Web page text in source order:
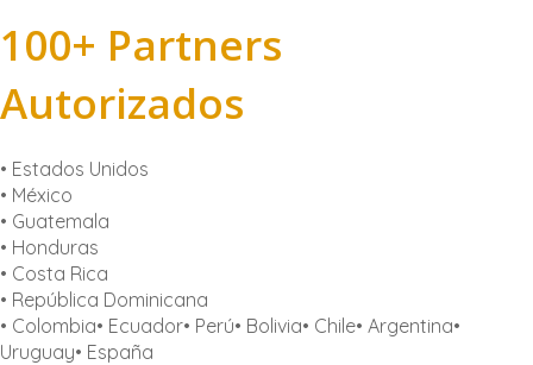
100+ Partners
Autorizados
• Estados Unidos
• México
• Guatemala
• Honduras
• Costa Rica
• República Dominicana
• Colombia• Ecuador• Perú• Bolivia• Chile• Argentina•
Uruguay• España